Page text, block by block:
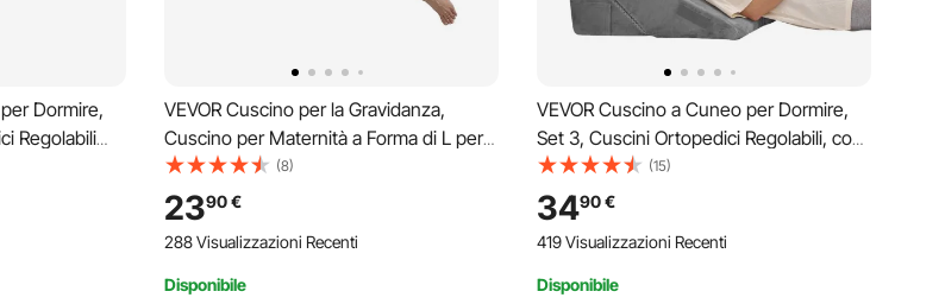
Dormire,
Regolabili
Collo e
VEVOR Cuscino per la Gravidanza,
Cuscino per Maternità a Forma di L per
Tutto il Corpo per Donne Incinte,
Supporto per la Gravidanza Morbido
Traspirante con Fodera Rimovibile e
Lavabile
(8)
2390€
288 Visualizzazioni Recenti
Disponibile
VEVOR Cuscino a Cuneo per Dormire,
Set 3, Cuscini Ortopedici Regolabili, con
Fodera Lavabile e Supporto in Schiuma,
per Reflusso Acido, Mal di Schiena,
Sollievo dal Russare e GERD, Grigio
Scuro
(15)
3490€
419 Visualizzazioni Recenti
Disponibile